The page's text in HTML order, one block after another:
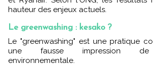
hauteur des enjeux actuels.
Le greenwashing : kesako ?
Le "greenwashing" est une pratique consistant à donner
une fausse impression de
environnementale.